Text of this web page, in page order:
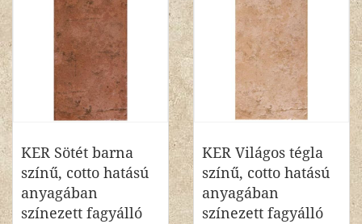
KER Sötét barna
színű, cotto hatású
anyagában
színezett fagyálló
KER Világos tégla
színű, cotto hatású
anyagában
színezett fagyálló